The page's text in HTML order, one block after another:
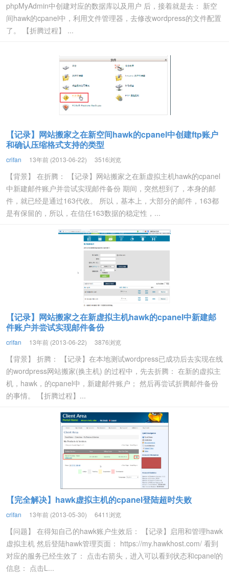
phpMyAdmin中创建对应的数据库以及用户 后，接着就是去： 新空
间hawk的cpanel中，利用文件管理器，去修改wordpress的文件配置
了。 【折腾过程】 ...
【记录】网站搬家之在新空间hawk的cpanel中创建ftp账户
和确认压缩格式支持的类型
crifan 13年前 (2013-06-22) 3516浏览
【背景】 在折腾： 【记录】网站搬家之在新虚拟主机hawk的cpanel
中新建邮件账户并尝试实现邮件备份 期间，突然想到了，本身的邮
件，就已经是通过163代收。 所以，基本上，大部分的邮件，163都
是有保留的，所以，在信任163数据的稳定性，...
【记录】网站搬家之在新虚拟主机hawk的cpanel中新建邮
件账户并尝试实现邮件备份
crifan 13年前 (2013-06-22) 3876浏览
【背景】 折腾： 【记录】在本地测试wordpress已成功后去实现在线
的wordpress网站搬家(换主机) 的过程中，先去折腾： 在新的虚拟主
机，hawk，的cpanel中，新建邮件账户； 然后再尝试折腾邮件备份
的事情。 【折腾过程】...
【完全解决】hawk虚拟主机的cpanel登陆超时失败
crifan 13年前 (2013-05-30) 6411浏览
【问题】 在得知自己的hawk账户生效后： 【记录】启用和管理hawk
虚拟主机 然后登陆hawk管理页面： https://my.hawkhost.com/ 看到
对应的服务已经生效了： 点击右箭头，进入可以看到状态和cpanel的
信息： 点击L...